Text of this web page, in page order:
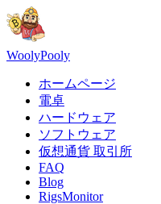
WoolyPooly
ホームページ
電卓
ハードウェア
ソフトウェア
仮想通貨 取引所
FAQ
Blog
RigsMonitor